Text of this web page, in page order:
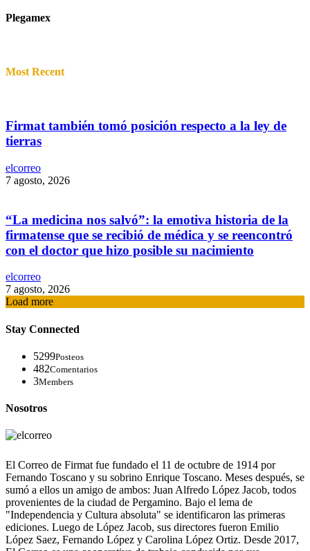
Plegamex
Most Recent
Firmat también tomó posición respecto a la ley de
tierras
elcorreo
7 agosto, 2026
“La medicina nos salvó”: la emotiva historia de la
firmatense que se recibió de médica y se reencontró
con el doctor que hizo posible su nacimiento
elcorreo
7 agosto, 2026
Load more
Stay Connected
5299Posteos
482Comentarios
3Members
Nosotros
El Correo de Firmat fue fundado el 11 de octubre de 1914 por
Fernando Toscano y su sobrino Enrique Toscano. Meses después, se
sumó a ellos un amigo de ambos: Juan Alfredo López Jacob, todos
provenientes de la ciudad de Pergamino. Bajo el lema de
"Independencia y Cultura absoluta" se identificaron las primeras
ediciones. Luego de López Jacob, sus directores fueron Emilio
López Saez, Fernando López y Carolina López Ortiz. Desde 2017,